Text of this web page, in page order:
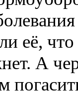
её,
А